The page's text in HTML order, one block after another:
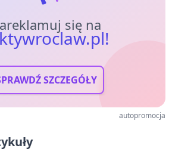
się na
SZCZEGÓŁY
autopromocja